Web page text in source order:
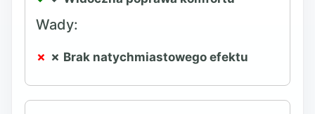
Wady:
✗ Brak natychmiastowego efektu